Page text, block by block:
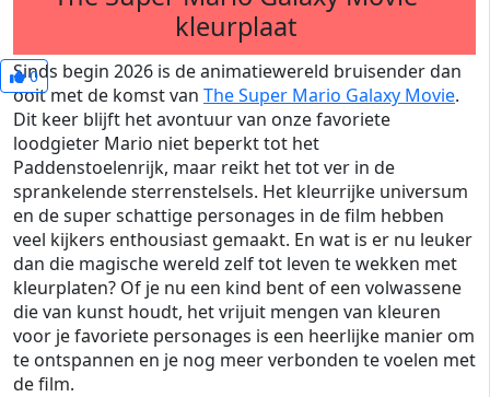
kleurplaat
0
Sinds begin 2026 is de animatiewereld bruisender dan
ooit met de komst van The Super Mario Galaxy Movie.
Dit keer blijft het avontuur van onze favoriete
loodgieter Mario niet beperkt tot het
Paddenstoelenrijk, maar reikt het tot ver in de
sprankelende sterrenstelsels. Het kleurrijke universum
en de super schattige personages in de film hebben
veel kijkers enthousiast gemaakt. En wat is er nu leuker
dan die magische wereld zelf tot leven te wekken met
kleurplaten? Of je nu een kind bent of een volwassene
die van kunst houdt, het vrijuit mengen van kleuren
voor je favoriete personages is een heerlijke manier om
te ontspannen en je nog meer verbonden te voelen met
de film.